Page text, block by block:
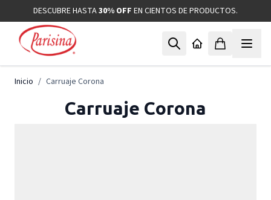
Ir al contenidoDESCUBRE HASTA30% OFF EN CIENTOS DE PRODUCTOS.
Inicio / Carruaje Corona
Carruaje Corona